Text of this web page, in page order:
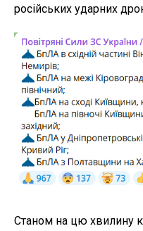
російських ударних
Станом на цю хвилину